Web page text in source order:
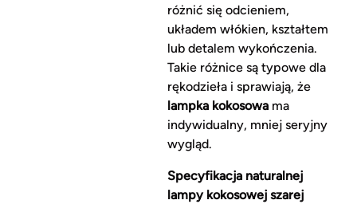
różnić się odcieniem,
układem włókien, kształtem
lub detalem wykończenia.
Takie różnice są typowe dla
rękodzieła i sprawiają, że
lampka kokosowama
indywidualny, mniej seryjny
wygląd.
Specyfikacja naturalnej
lampy kokosowej szarej